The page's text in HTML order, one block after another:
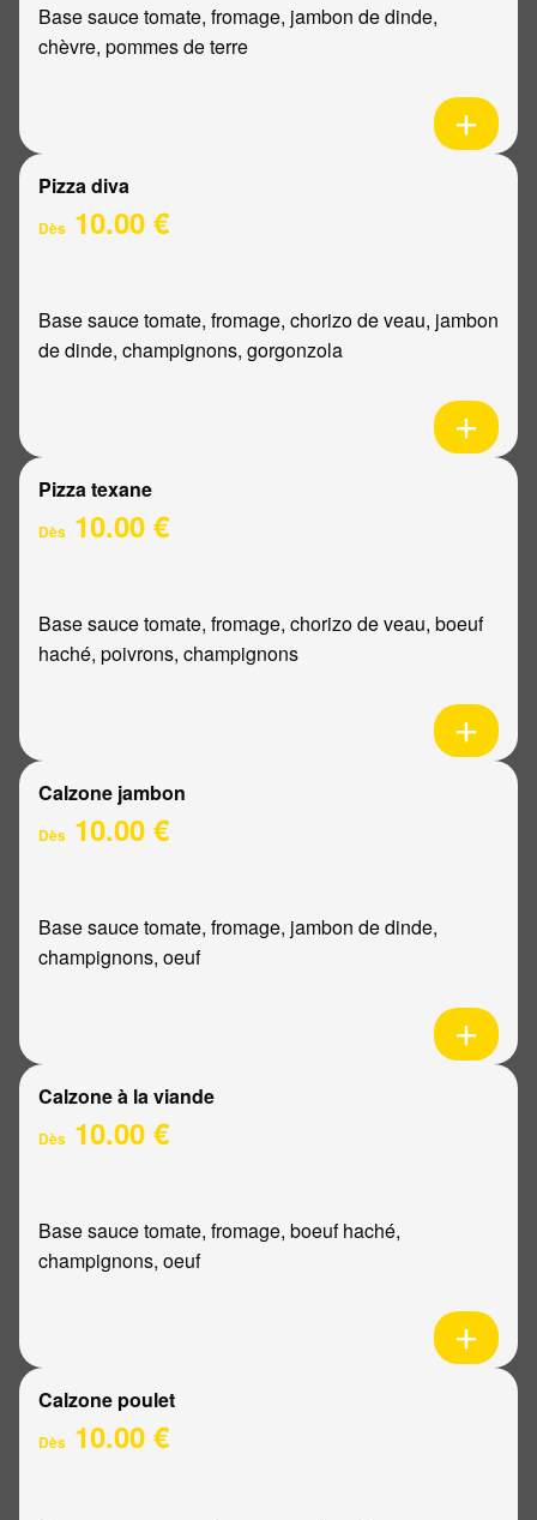
Base sauce tomate, fromage, jambon de dinde,
chèvre, pommes de terre
Pizza diva
Dès 10.00 €
Base sauce tomate, fromage, chorizo de veau, jambon
de dinde, champignons, gorgonzola
Pizza texane
Dès 10.00 €
Base sauce tomate, fromage, chorizo de veau, boeuf
haché, poivrons, champignons
Calzone jambon
Dès 10.00 €
Base sauce tomate, fromage, jambon de dinde,
champignons, oeuf
Calzone à la viande
Dès 10.00 €
Base sauce tomate, fromage, boeuf haché,
champignons, oeuf
Calzone poulet
Dès 10.00 €